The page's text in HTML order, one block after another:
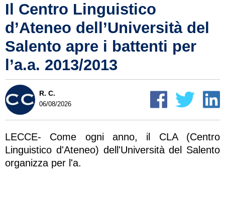
Il Centro Linguistico
d’Ateneo dell’Università del
Salento apre i battenti per
l’a.a. 2013/2013
R. C.
06/08/2026
LECCE- Come ogni anno, il CLA (Centro
Linguistico d'Ateneo) dell'Università del Salento
organizza per l'a.